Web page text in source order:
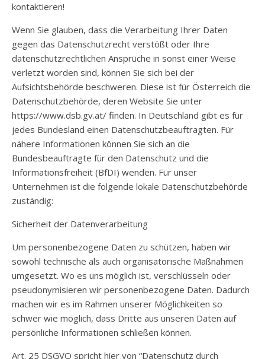
kontaktieren!
Wenn Sie glauben, dass die Verarbeitung Ihrer Daten
gegen das Datenschutzrecht verstößt oder Ihre
datenschutzrechtlichen Ansprüche in sonst einer Weise
verletzt worden sind, können Sie sich bei der
Aufsichtsbehörde beschweren. Diese ist für Österreich die
Datenschutzbehörde, deren Website Sie unter
https://www.dsb.gv.at/ finden. In Deutschland gibt es für
jedes Bundesland einen Datenschutzbeauftragten. Für
nähere Informationen können Sie sich an die
Bundesbeauftragte für den Datenschutz und die
Informationsfreiheit (BfDI) wenden. Für unser
Unternehmen ist die folgende lokale Datenschutzbehörde
zuständig:
Sicherheit der Datenverarbeitung
Um personenbezogene Daten zu schützen, haben wir
sowohl technische als auch organisatorische Maßnahmen
umgesetzt. Wo es uns möglich ist, verschlüsseln oder
pseudonymisieren wir personenbezogene Daten. Dadurch
machen wir es im Rahmen unserer Möglichkeiten so
schwer wie möglich, dass Dritte aus unseren Daten auf
persönliche Informationen schließen können.
Art. 25 DSGVO spricht hier von “Datenschutz durch